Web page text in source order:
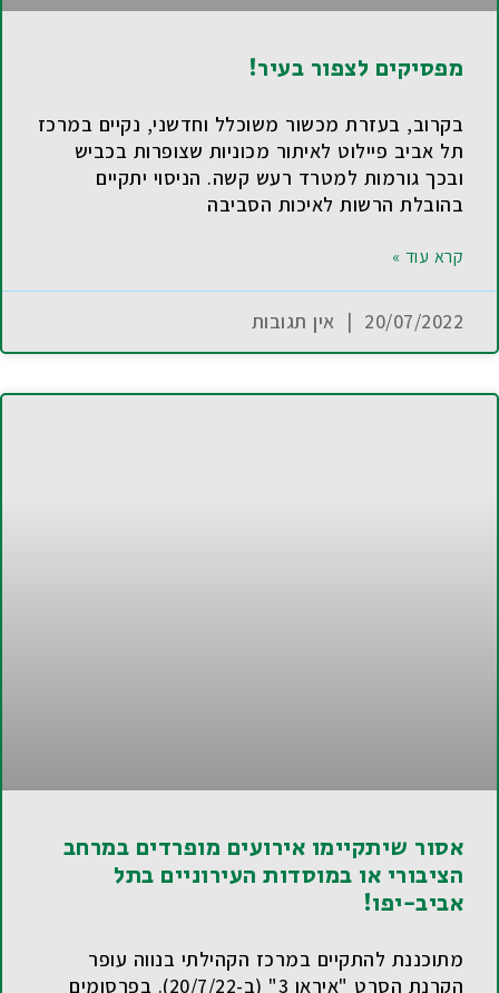
מפסיקים לצפור בעיר!
בקרוב, בעזרת מכשור משוכלל וחדשני, נקיים במרכז
תל אביב פיילוט לאיתור מכוניות שצופרות בכביש
ובכך גורמות למטרד רעש קשה. הניסוי יתקיים
בהובלת הרשות לאיכות הסביבה
קרא עוד »
20/07/2022 אין תגובות
אסור שיתקיימו אירועים מופרדים במרחב
הציבורי או במוסדות העירוניים בתל
אביב-יפו!
מתוכננת להתקיים במרכז הקהילתי בנווה עופר
הקרנת הסרט "איראן 3" (ב-20/7/22). בפרסומים